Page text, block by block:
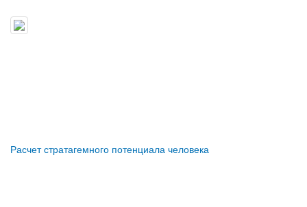
Расчет стратагемного потенциала человека